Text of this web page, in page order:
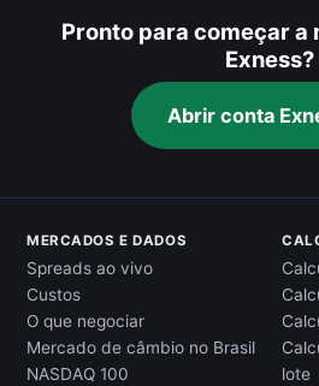
Pronto para começar a
Exness?
Abrir conta
MERCADOS E DADOS
Spreads ao vivo
Custos
O que negociar
Mercado de câmbio no Brasil
NASDAQ 100
lote